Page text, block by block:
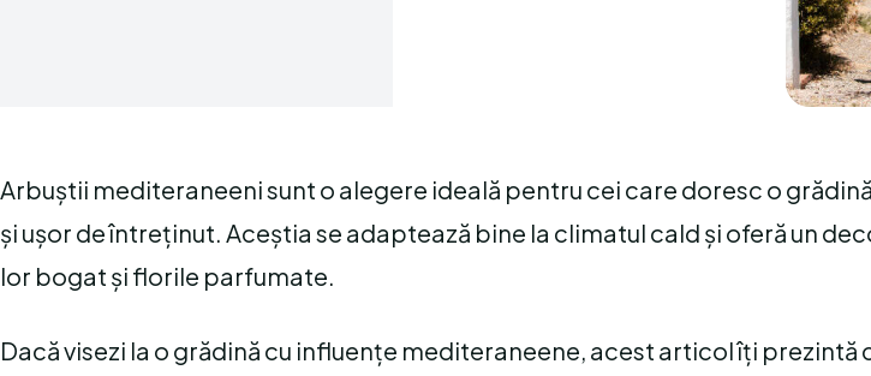
Arbuștii mediteraneeni sunt o alegere ideală pentru cei care doresc o
și ușor de întreținut. Aceștia se adaptează bine la climatul cald și oferă un
lor bogat și florile parfumate.
Dacă visezi la o grădină cu influențe mediteraneene, acest articol îți